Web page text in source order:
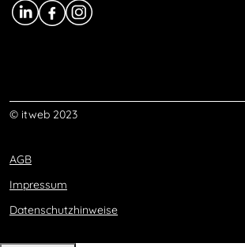
© itweb 2023
AGB
Impressum
Datenschutzhinweise